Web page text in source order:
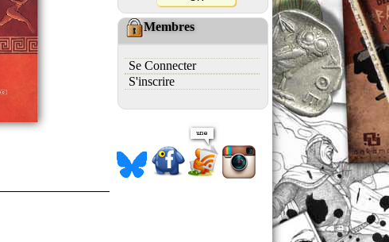
Membres
Se Connecter
S'inscrire